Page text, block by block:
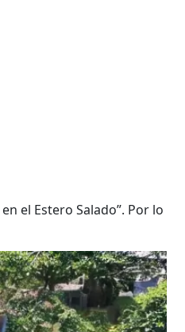
en el Estero Salado”. Por lo